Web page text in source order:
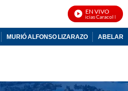
EN VIVO
Noticias Caracol En
MURIÓ ALFONSO LIZARAZO